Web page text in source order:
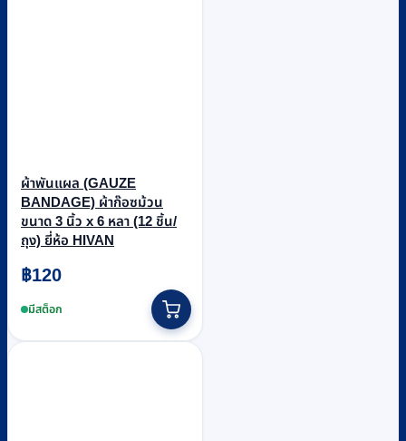
ผ้าพันแผล (GAUZE
BANDAGE) ผ้าก๊อซม้วน
ขนาด 3 นิ้ว x 6 หลา (12 ชิ้น/
ถุง) ยี่ห้อ HIVAN
฿120
มีสต็อก